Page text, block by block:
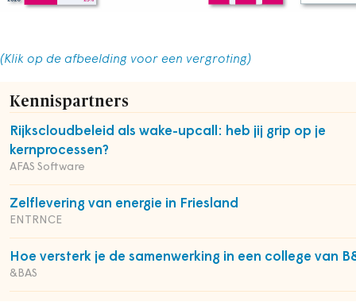
(Klik op de afbeelding voor een vergroting)
Kennispartners
Rijkscloudbeleid als wake-upcall: heb jij grip op je
kernprocessen?
AFAS Software
Zelflevering van energie in Friesland
ENTRNCE
Hoe versterk je de samenwerking in een college van
&BAS